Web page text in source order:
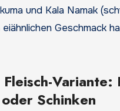
und Kala Namak
Geschmack
Fleisch-Variante:
Schinken